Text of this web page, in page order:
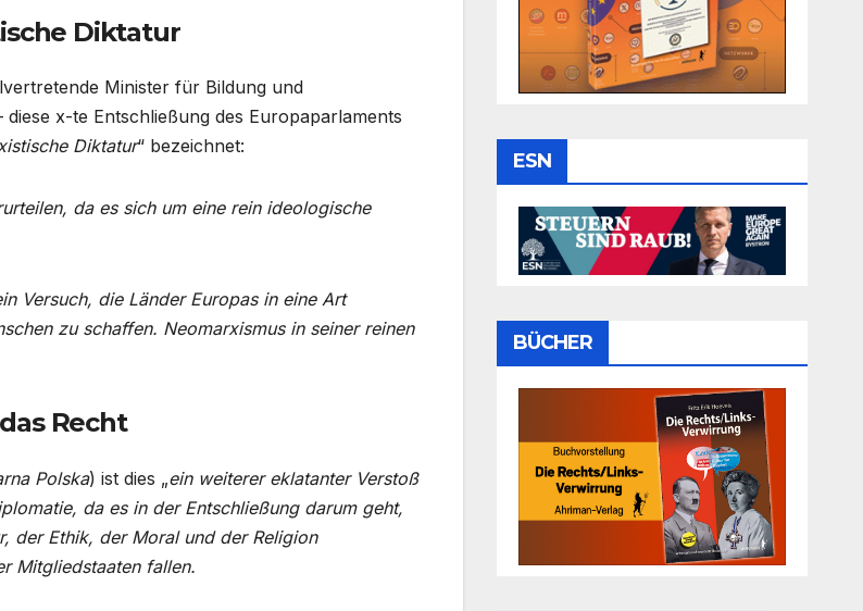
Diktatur
Minister für Bildung und
diese x-te Entschließung des Europaparlaments
Diktatur“ bezeichnet:
da es sich um eine rein ideologische
Versuch, die Länder Europas in eine Art
zu schaffen. Neomarxismus in seiner reinen
Recht
Polska) ist dies „ein weiterer eklatanter Verstoß
da es in der Entschließung darum geht,
der Ethik, der Moral und der Religion
Mitgliedstaaten fallen.
ESN
BÜCHER